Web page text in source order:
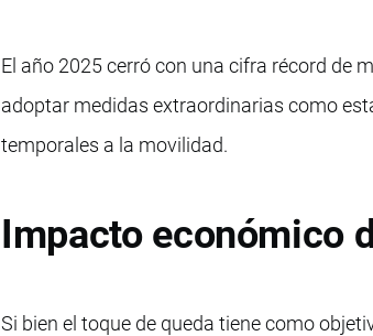
El año 2025 cerró con una cifra récord de
adoptar medidas extraordinarias como
temporales a la movilidad.
Impacto económico
Si bien el toque de queda tiene como